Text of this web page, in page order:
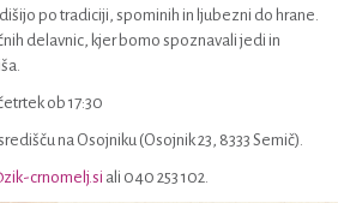
po tradiciji, spominih in ljubezni do hrane.
delavnic, kjer bomo spoznavali jedi in
ob 17:30
na Osojniku (Osojnik 23, 8333 Semič).
crnomelj.si ali 040 253 102.